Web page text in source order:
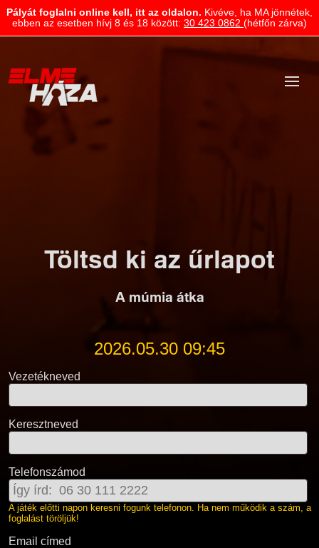
Pályát foglalni online kell, itt az oldalon. Kivéve, ha MA jönnétek,
ebben az esetben hívj 8 és 18 között: 30 423 0862 (hétfőn zárva)
Töltsd ki az űrlapot
A múmia átka
2026.05.30 09:45
Vezetékneved
Keresztneved
Telefonszámod
A játék előtti napon keresni fogunk telefonon. Ha nem működik a szám, a
foglalást töröljük!
Email címed